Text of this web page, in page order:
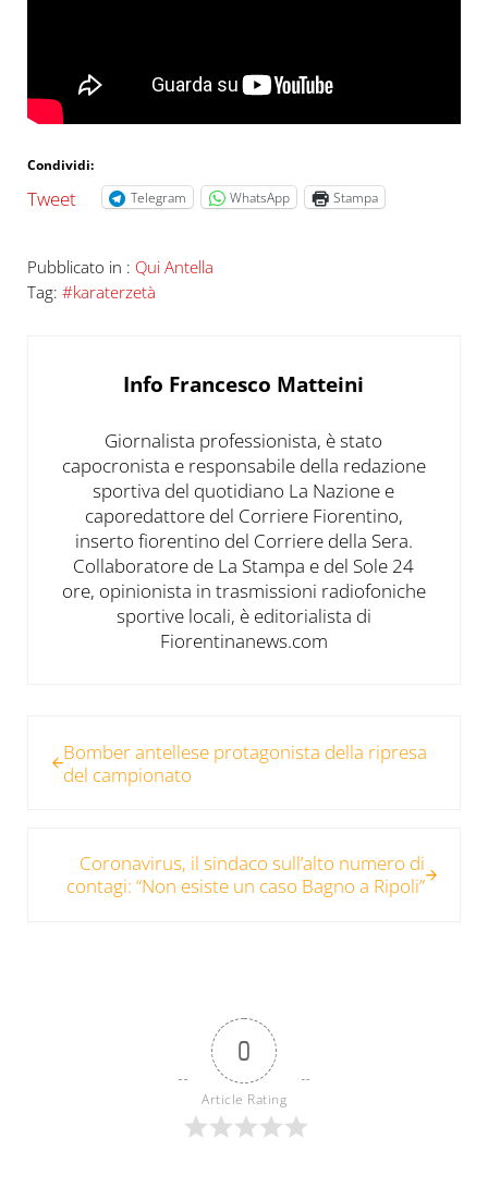
Condividi:
Tweet Telegram WhatsApp Stampa
Pubblicato in : Qui Antella
Tag: #karaterzetà
Info Francesco Matteini
Giornalista professionista, è stato
capocronista e responsabile della redazione
sportiva del quotidiano La Nazione e
caporedattore del Corriere Fiorentino,
inserto fiorentino del Corriere della Sera.
Collaboratore de La Stampa e del Sole 24
ore, opinionista in trasmissioni radiofoniche
sportive locali, è editorialista di
Fiorentinanews.com
Bomber antellese protagonista della ripresa
del campionato
Coronavirus, il sindaco sull’alto numero di
contagi: “Non esiste un caso Bagno a Ripoli”
0
Article Rating